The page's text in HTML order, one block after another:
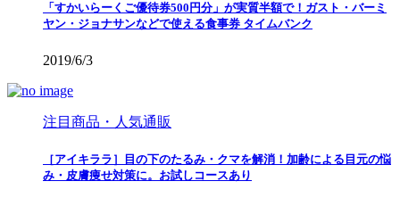
「すかいらーくご優待券500円分」が実質半額で！ガスト・バーミ
ヤン・ジョナサンなどで使える食事券 タイムバンク
2019/6/3
注目商品・人気通販
［アイキララ］目の下のたるみ・クマを解消！加齢による目元の悩
み・皮膚痩せ対策に。お試しコースあり